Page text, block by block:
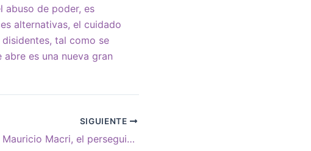
abuso de poder, es
alternativas, el cuidado
tal como se
es una nueva gran
SIGUIENTE
Lawfare: Mauricio Macri, el perseguidor